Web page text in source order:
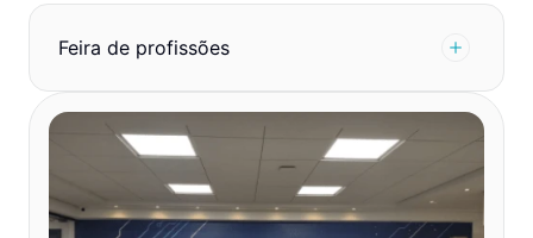
Feira de profissões